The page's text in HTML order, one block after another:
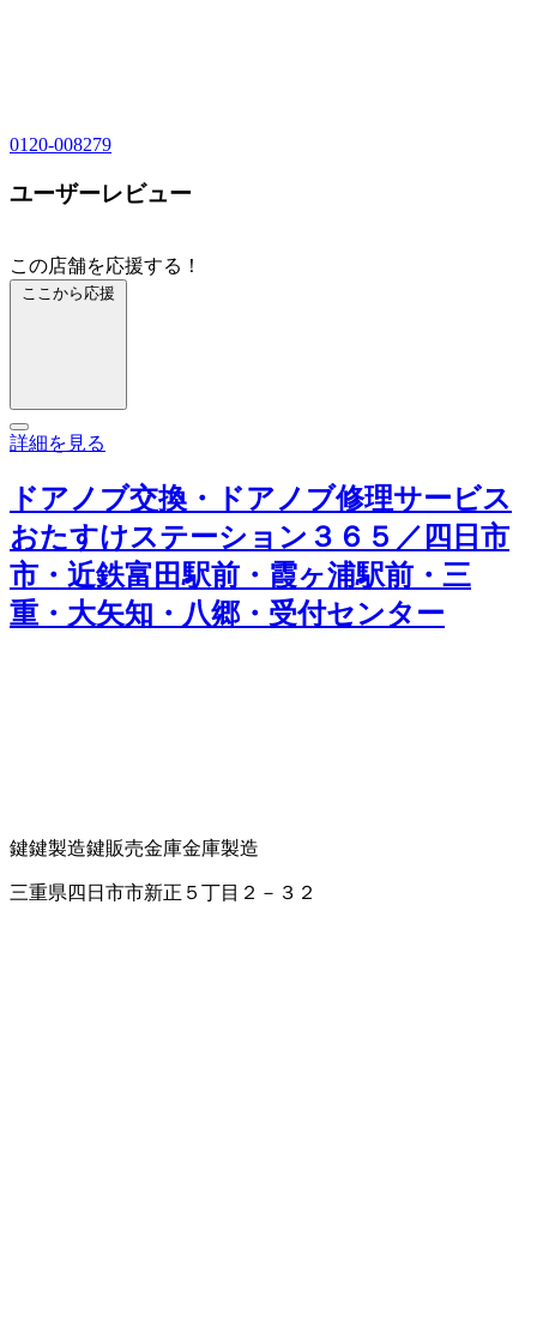
0120-008279
ユーザーレビュー
この店舗を応援する！
ここから応援
詳細を見る
ドアノブ交換・ドアノブ修理サービス
おたすけステーション３６５／四日市
市・近鉄富田駅前・霞ヶ浦駅前・三
重・大矢知・八郷・受付センター
鍵鍵製造鍵販売金庫金庫製造
三重県四日市市新正５丁目２－３２